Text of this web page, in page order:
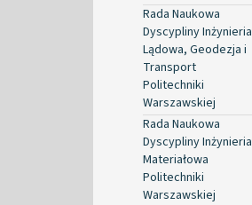
Rada Naukowa
Dyscypliny Inżynieria
Lądowa, Geodezja i
Transport
Politechniki
Warszawskiej
Rada Naukowa
Dyscypliny Inżynieria
Materiałowa
Politechniki
Warszawskiej